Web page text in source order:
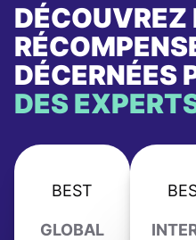
DÉCOUVREZ
DÉCERNÉES
DES
BEST
GLOBAL